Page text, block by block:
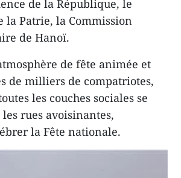
de la République, le
la Patrie, la Commission
de Hanoï.
de fête animée et
de milliers de compatriotes,
les couches sociales se
rues avoisinantes,
la Fête nationale.